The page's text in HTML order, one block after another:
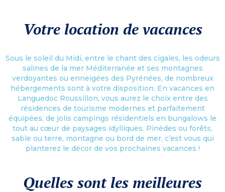
Votre location de vacances
Sous le soleil du Midi, entre le chant des cigales, les odeurs
salines de la mer Méditerranée et ses montagnes
verdoyantes ou enneigées des Pyrénées, de nombreux
hébergements sont à votre disposition. En vacances en
Languedoc Roussillon, vous aurez le choix entre des
résidences de tourisme modernes et parfaitement
équipées, de jolis campings résidentiels en bungalows le
tout au cœur de paysages idylliques. Pinèdes ou forêts,
sable ou terre, montagne ou bord de mer, c’est vous qui
planterez le décor de vos prochaines vacances !
Quelles sont les meilleures